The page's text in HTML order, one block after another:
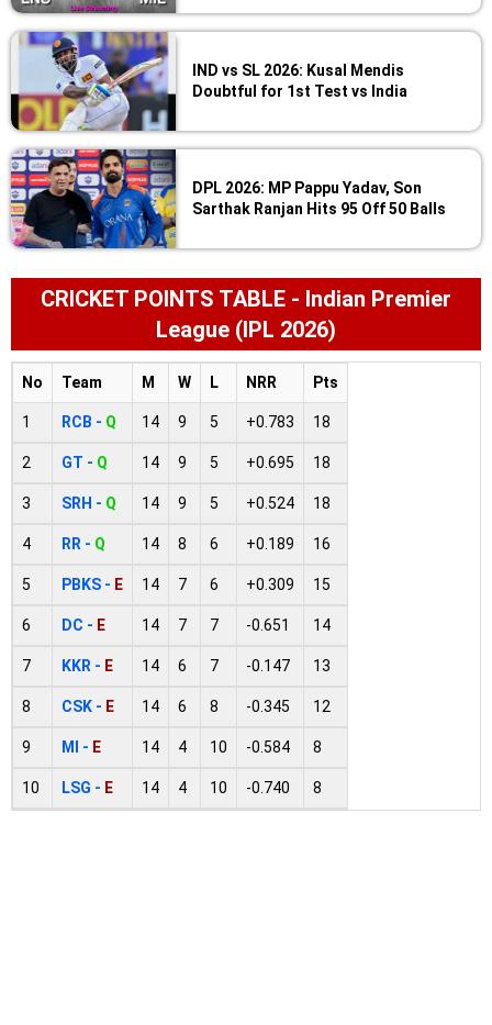
IND vs SL 2026: Kusal Mendis
Doubtful for 1st Test vs India
DPL 2026: MP Pappu Yadav, Son
Sarthak Ranjan Hits 95 Off 50 Balls
CRICKET POINTS TABLE - Indian Premier
League (IPL 2026)
No Team M W L NRR Pts
1 RCB - Q 14 9 5 +0.783 18
2 GT - Q 14 9 5 +0.695 18
3 SRH - Q 14 9 5 +0.524 18
4 RR - Q 14 8 6 +0.189 16
5 PBKS - E 14 7 6 +0.309 15
6 DC - E 14 7 7 -0.651 14
7 KKR - E 14 6 7 -0.147 13
8 CSK - E 14 6 8 -0.345 12
9 MI - E 14 4 10 -0.584 8
10 LSG - E 14 4 10 -0.740 8